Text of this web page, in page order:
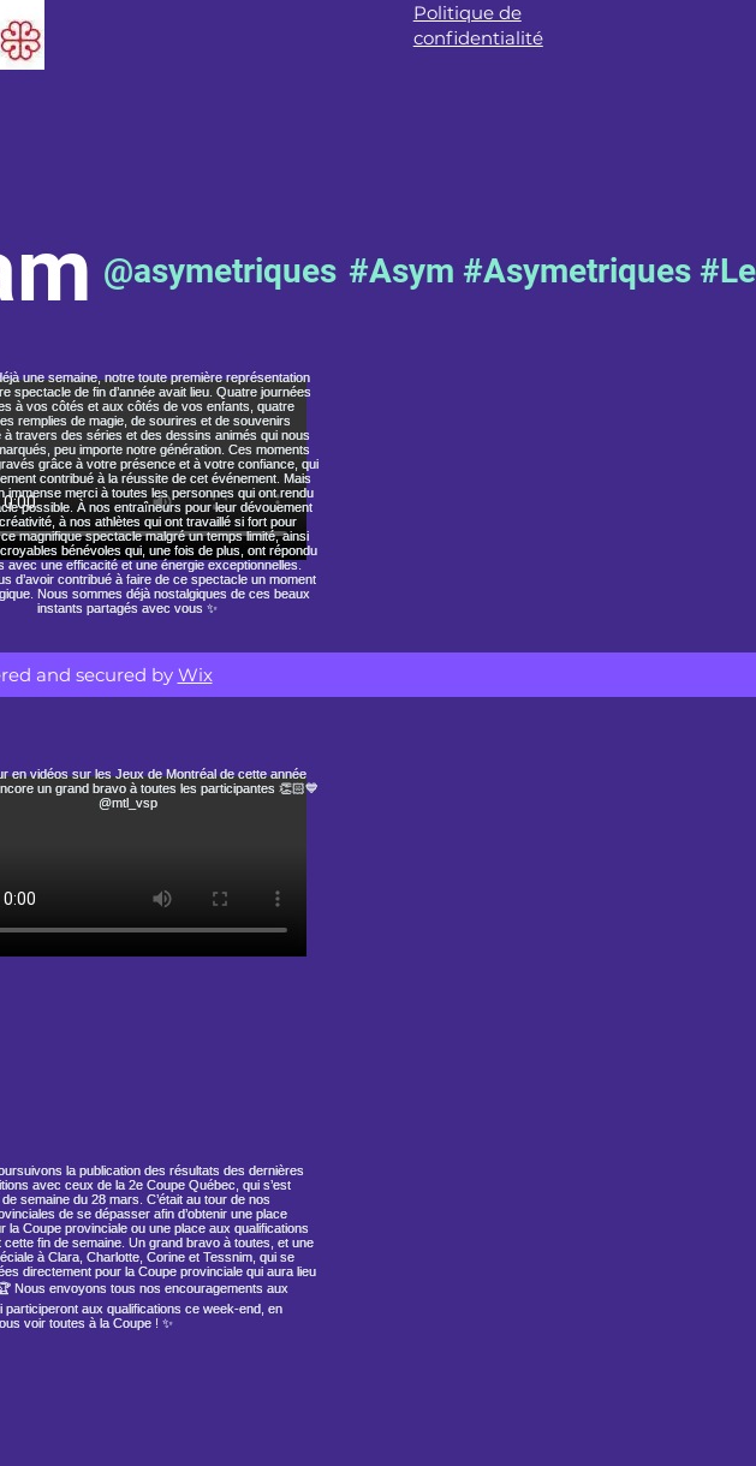
Politique de
confidentialité
#Asym #Asymetriques
@asymetriques
and secured by Wix